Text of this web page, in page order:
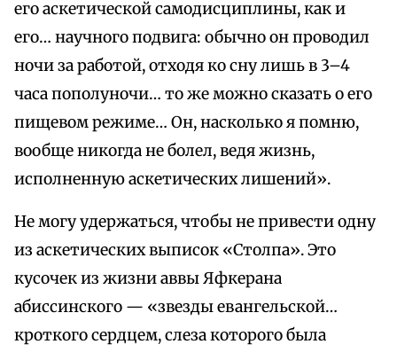
его аскетической самодисциплины, как и
его… научного подвига: обычно он проводил
ночи за работой, отходя ко сну лишь в 3–4
часа пополуночи… то же можно сказать о его
пищевом режиме… Он, насколько я помню,
вообще никогда не болел, ведя жизнь,
исполненную аскетических лишений».
Не могу удержаться, чтобы не привести одну
из аскетических выписок «Столпа». Это
кусочек из жизни аввы Яфкерана
абиссинского — «звезды евангельской…
кроткого сердцем, слеза которого была